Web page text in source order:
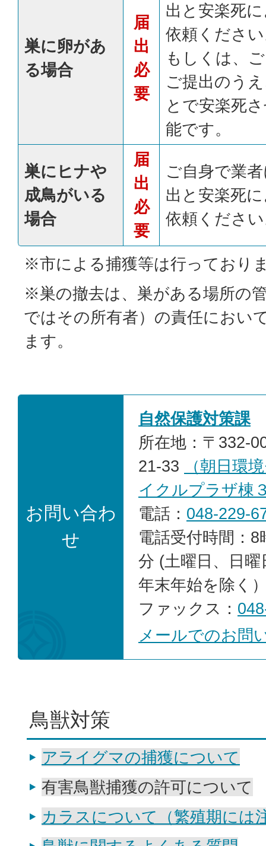
巣に卵があ
る場合
届
出
必
要
出と安楽死
依頼くださ
もしくは、
ご提出のう
とで安楽死
能です。
巣にヒナや
成鳥がいる
場合
届
出
必
要
ご自身で業
出と安楽死
依頼くださ
※市による捕獲等は行っており
※巣の撤去は、巣がある場所の
ではその所有者）の責任におい
ます。
お問い合わ
せ
自然保護対策課
所在地：〒332-
21-33
（朝日環
イクルプラザ棟
電話： 048-229-
電話受付時間：
分 (土曜日、日
年末年始を除く
ファックス：
メールでのお問
鳥獣対策
アライグマの捕獲について
有害鳥獣捕獲の許可について
カラスについて（繁殖期には